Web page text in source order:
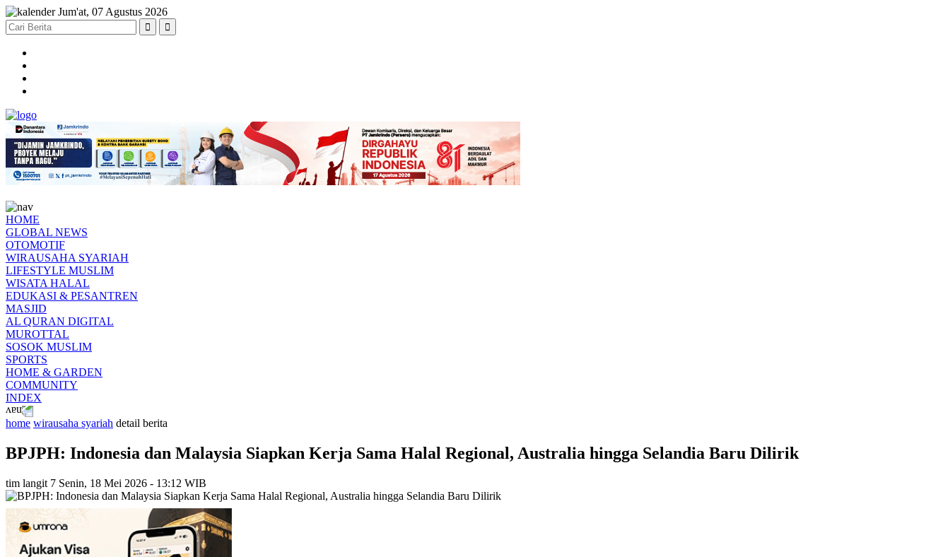
Jum'at, 07 Agustus 2026
HOME
GLOBAL NEWS
OTOMOTIF
WIRAUSAHA SYARIAH
LIFESTYLE MUSLIM
WISATA HALAL
EDUKASI & PESANTREN
MASJID
AL QURAN DIGITAL
MUROTTAL
SOSOK MUSLIM
SPORTS
HOME & GARDEN
COMMUNITY
INDEX
home wirausaha syariah detail berita
BPJPH: Indonesia dan Malaysia Siapkan Kerja Sama Halal Regional, Australia hingga Selandia Baru Dilirik
tim langit 7 Senin, 18 Mei 2026 - 13:12 WIB